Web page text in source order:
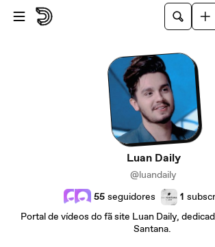
Ir para o conteúdo principal
Luan Daily
@luandaily
55 seguidores 1
Portal de vídeos do fã site Luan Daily,
Santana.